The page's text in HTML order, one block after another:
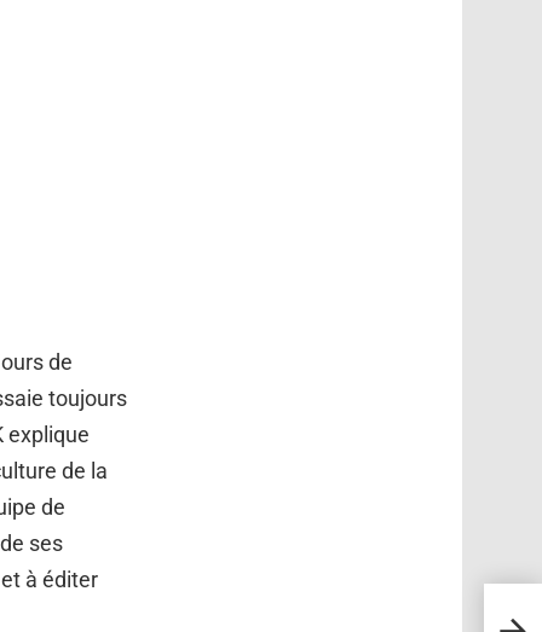
de
toujours
explique
de la
de
ses
à éditer
24